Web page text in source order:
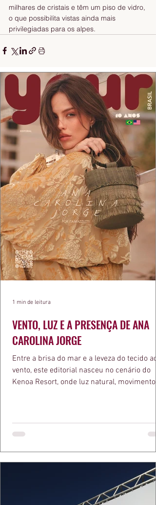
milhares de cristais e têm um piso de vidro,
o que possibilita vistas ainda mais
privilegiadas para os alpes.
VENTO, LUZ E A PRESENÇA DE ANA
CAROLINA JORGE
Entre a brisa do mar e a leveza do tecido ao
vento, este editorial nasceu no cenário do
Kenoa Resort, onde luz natural, movimento e
algo de intemporal em vestir o vento e
que ele conduza a cena. Cada dobra do
cada reflexo dourado da luz sobre a pe
1 min de leitura